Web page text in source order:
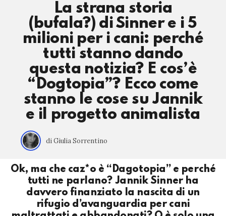
La strana storia
(bufala?) di Sinner e i 5
milioni per i cani: perché
tutti stanno dando
questa notizia? E cos’è
“Dogtopia”? Ecco come
stanno le cose su Jannik
e il progetto animalista
di Giulia Sorrentino
Ok, ma che caz*o è “Dagotopia” e perché
tutti ne parlano? Jannik Sinner ha
davvero finanziato la nascita di un
rifugio d’avanguardia per cani